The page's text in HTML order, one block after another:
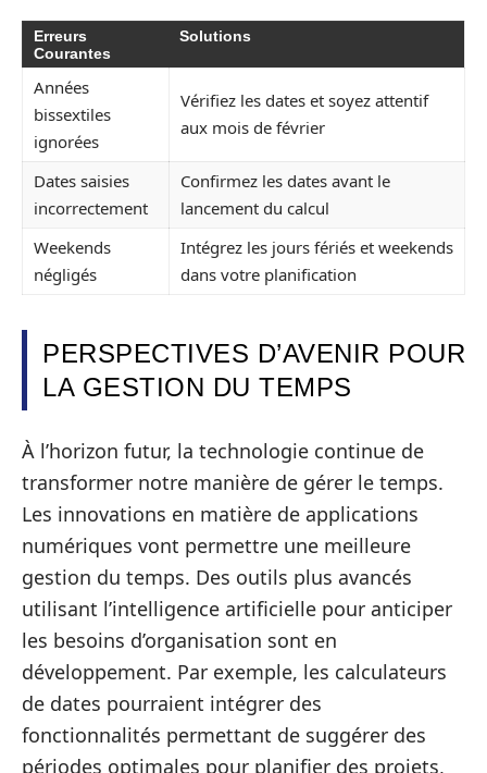
Erreurs
Courantes
Solutions
Années
bissextiles
ignorées
Vérifiez les dates et soyez attentif
aux mois de février
Dates saisies
incorrectement
Confirmez les dates avant le
lancement du calcul
Weekends
négligés
Intégrez les jours fériés et weekends
dans votre planification
PERSPECTIVES D’AVENIR POUR
LA GESTION DU TEMPS
À l’horizon futur, la technologie continue de
transformer notre manière de gérer le temps.
Les innovations en matière de applications
numériques vont permettre une meilleure
gestion du temps. Des outils plus avancés
utilisant l’intelligence artificielle pour anticiper
les besoins d’organisation sont en
développement. Par exemple, les calculateurs
de dates pourraient intégrer des
fonctionnalités permettant de suggérer des
périodes optimales pour planifier des projets,